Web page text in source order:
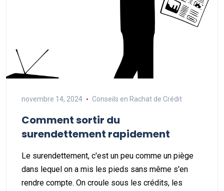
novembre 14, 2024 Conseils en Rachat de Crédit
Comment sortir du
surendettement rapidement
Le surendettement, c'est un peu comme un piège
dans lequel on a mis les pieds sans même s'en
rendre compte. On croule sous les crédits, les